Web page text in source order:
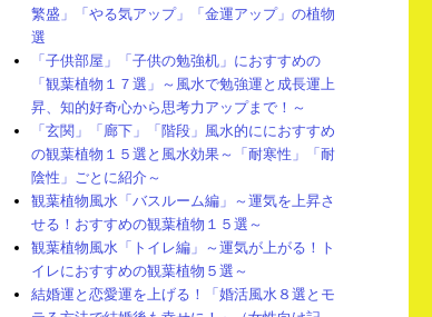
繁盛」「やる気アップ」「金運アップ」の植物
選
「子供部屋」「子供の勉強机」におすすめの
「観葉植物１７選」～風水で勉強運と成長運上
昇、知的好奇心から思考力アップまで！～
「玄関」「廊下」「階段」風水的ににおすすめ
の観葉植物１５選と風水効果～「耐寒性」「耐
陰性」ごとに紹介～
観葉植物風水「バスルーム編」～運気を上昇さ
せる！おすすめの観葉植物１５選～
観葉植物風水「トイレ編」～運気が上がる！ト
イレにおすすめの観葉植物５選～
結婚運と恋愛運を上げる！「婚活風水８選とモ